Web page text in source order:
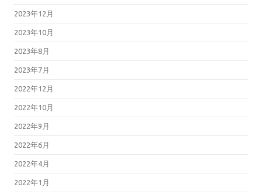
2023年12月
2023年10月
2023年8月
2023年7月
2022年12月
2022年10月
2022年9月
2022年6月
2022年4月
2022年1月